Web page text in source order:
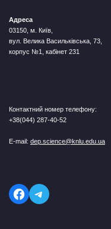
Адреса
03150, м. Київ,
вул. Велика Васильківська, 73,
корпус №1, кабінет 231
Контактний номер телефону:
+38(044) 287-40-52
E-mail: dep.science@knlu.edu.ua
Telegram